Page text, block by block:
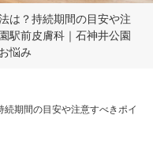
は？持続期間の目安や注
駅前皮膚科｜石神井公園
悩み
期間の目安や注意すべきポイ